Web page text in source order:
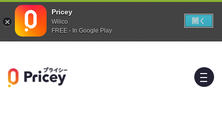
Pricey
Wilico
FREE - In Google Play
開く